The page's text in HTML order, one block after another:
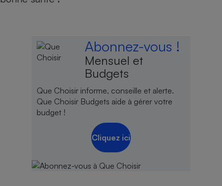
Abonnez-vous !
Mensuel et
Budgets
Que Choisir informe, conseille et alerte.
Que Choisir Budgets aide à gérer votre
budget !
Cliquez ici